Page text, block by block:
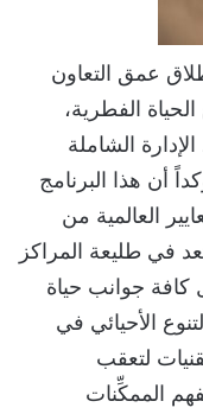
عمق التعاون
الفطرية،
الشاملة
أن هذا البرنامج
العالمية من
في طليعة المراكز
كافة جوانب حياة
الأحيائي في
لتعقب
الممكِّنات